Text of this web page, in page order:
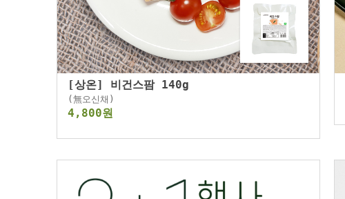
[상온] 비건스팜 140g
(無오신채)
4,800원